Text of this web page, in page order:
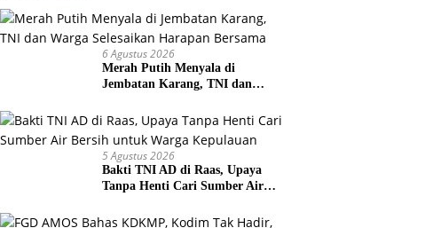
6 Agustus 2026
Merah Putih Menyala di
Jembatan Karang, TNI dan
Bersama
5 Agustus 2026
Bakti TNI AD di Raas, Upaya
Tanpa Henti Cari Sumber Air